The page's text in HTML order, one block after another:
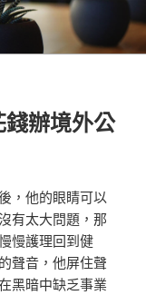
辦境外公
，他的眼睛可以
有太大問題，那
慢護理回到健
聲音，他屏住聲
黑暗中缺乏事業